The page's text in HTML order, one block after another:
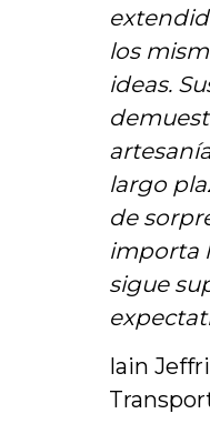
los
ideas.
largo
de
importa
sigue
Iain